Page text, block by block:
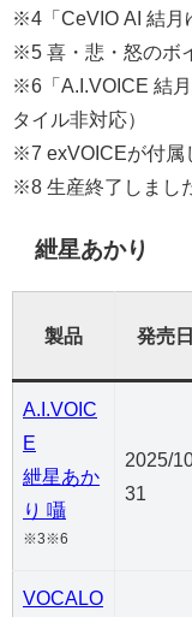
※4「CeVIO AI 結月
※5 喜・悲・怒のボ
※6「A.I.VOICE 結
タイル非対応）
※7 exVOICEが付属
※8 生産終了しまし
紲星あかり
製品 発売日
A.I.VOIC
E
紲星あか
り 囁
※3※6
2025/
31
VOCALO